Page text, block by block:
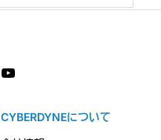
CYBERDYNEについて